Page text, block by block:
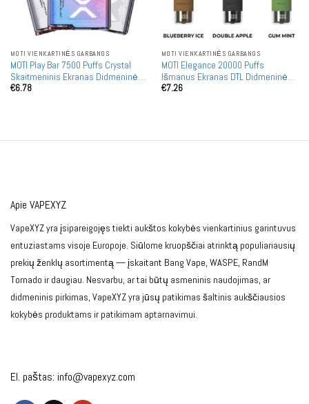
MOTI VIENKARTINĖS GARBANOS
MOTI Play Bar 7500 Puffs Crystal
Skaitmeninis Ekranas Didmeninė
Prekyba Įkraunamos Vienkartinės
€6.78
MOTI VIENKARTINĖS GARBANOS
MOTI Elegance 20000 Puffs
Išmanus Ekranas DTL Didmeninė
Prekyba Įkraunami Vienkartiniai
€7.26
Apie VAPEXYZ
VapeXYZ yra įsipareigojęs tiekti aukštos kokybės vienkartinius garintuvus
entuziastams visoje Europoje. Siūlome kruopščiai atrinktą populiariausių
prekių ženklų asortimentą — įskaitant Bang Vape, WASPE, RandM
Tornado ir daugiau. Nesvarbu, ar tai būtų asmeninis naudojimas, ar
didmeninis pirkimas, VapeXYZ yra jūsų patikimas šaltinis aukščiausios
kokybės produktams ir patikimam aptarnavimui.
El. paštas: info@vapexyz.com